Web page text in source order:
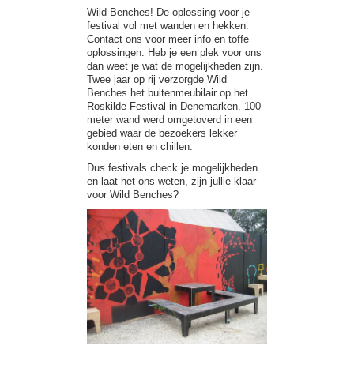
Wild Benches! De oplossing voor je
festival vol met wanden en hekken.
Contact ons voor meer info en toffe
oplossingen. Heb je een plek voor ons
dan weet je wat de mogelijkheden zijn.
Twee jaar op rij verzorgde Wild
Benches het buitenmeubilair op het
Roskilde Festival in Denemarken. 100
meter wand werd omgetoverd in een
gebied waar de bezoekers lekker
konden eten en chillen.
Dus festivals check je mogelijkheden
en laat het ons weten, zijn jullie klaar
voor Wild Benches?